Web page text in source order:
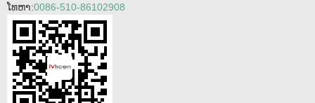
ໂທຫາ:0086-510-86102908